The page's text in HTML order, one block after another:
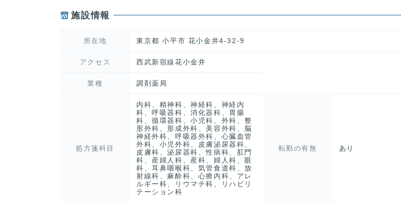
施設情報
所在地 東京都 小平市 花小金井4-32-9
アクセス 西武新宿線花小金井
業種 調剤薬局
処方箋科目
内科、精神科、神経科、神経内
科、呼吸器科、消化器科、胃腸
科、循環器科、小児科、外科、整
形外科、形成外科、美容外科、脳
神経外科、呼吸器外科、心臓血管
外科、小児外科、皮膚泌尿器科、
皮膚科、泌尿器科、性病科、肛門
科、産婦人科、産科、婦人科、眼
科、耳鼻咽喉科、気管食道科、放
射線科、麻酔科、心療内科、アレ
ルギー科、リウマチ科、リハビリ
テーション科
転勤の有無 あり